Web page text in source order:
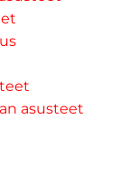
asusteet